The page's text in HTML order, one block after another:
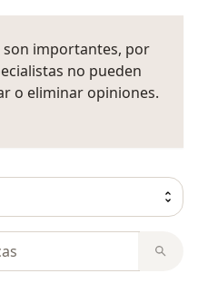
son importantes, por
no pueden
o eliminar opiniones.